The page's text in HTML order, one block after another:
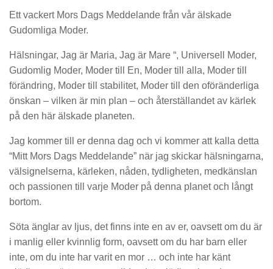
Ett vackert Mors Dags Meddelande från vår älskade
Gudomliga Moder.
Hälsningar, Jag är Maria, Jag är Mare “, Universell Moder,
Gudomlig Moder, Moder till En, Moder till alla, Moder till
förändring, Moder till stabilitet, Moder till den oföränderliga
önskan – vilken är min plan – och återställandet av kärlek
på den här älskade planeten.
Jag kommer till er denna dag och vi kommer att kalla detta
“Mitt Mors Dags Meddelande” när jag skickar hälsningarna,
välsignelserna, kärleken, nåden, tydligheten, medkänslan
och passionen till varje Moder på denna planet och långt
bortom.
Söta änglar av ljus, det finns inte en av er, oavsett om du är
i manlig eller kvinnlig form, oavsett om du har barn eller
inte, om du inte har varit en mor … och inte har känt